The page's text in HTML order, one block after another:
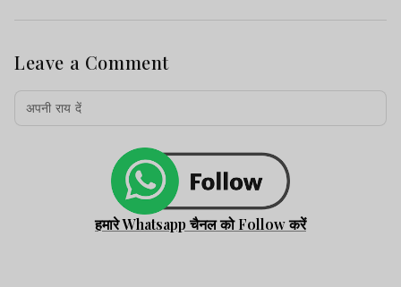
Leave a Comment
हमारे Whatsapp चैनल को Follow करें